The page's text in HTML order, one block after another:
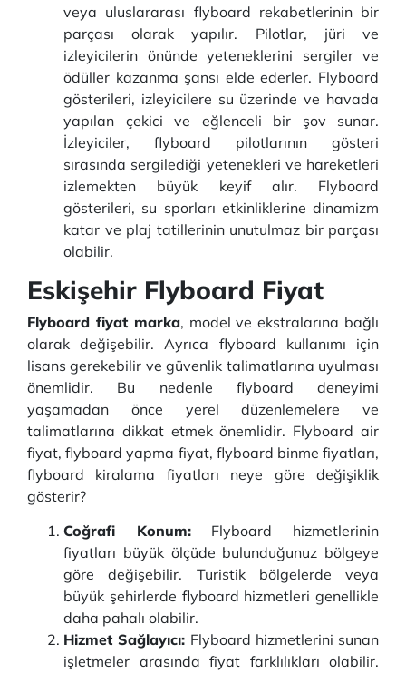
veya uluslararası flyboard rekabetlerinin bir
parçası olarak yapılır. Pilotlar, jüri ve
izleyicilerin önünde yeteneklerini sergiler ve
ödüller kazanma şansı elde ederler. Flyboard
gösterileri, izleyicilere su üzerinde ve havada
yapılan çekici ve eğlenceli bir şov sunar.
İzleyiciler, flyboard pilotlarının gösteri
sırasında sergilediği yetenekleri ve hareketleri
izlemekten büyük keyif alır. Flyboard
gösterileri, su sporları etkinliklerine dinamizm
katar ve plaj tatillerinin unutulmaz bir parçası
olabilir.
Eskişehir Flyboard Fiyat
Flyboard fiyat marka, model ve ekstralarına bağlı
olarak değişebilir. Ayrıca flyboard kullanımı için
lisans gerekebilir ve güvenlik talimatlarına uyulması
önemlidir. Bu nedenle flyboard deneyimi
yaşamadan önce yerel düzenlemelere ve
talimatlarına dikkat etmek önemlidir. Flyboard air
fiyat, flyboard yapma fiyat, flyboard binme fiyatları,
flyboard kiralama fiyatları neye göre değişiklik
gösterir?
Coğrafi Konum:Flyboard hizmetlerinin
fiyatları büyük ölçüde bulunduğunuz bölgeye
göre değişebilir. Turistik bölgelerde veya
büyük şehirlerde flyboard hizmetleri genellikle
daha pahalı olabilir.
Hizmet Sağlayıcı: Flyboard hizmetlerini sunan
işletmeler arasında fiyat farklılıkları olabilir.